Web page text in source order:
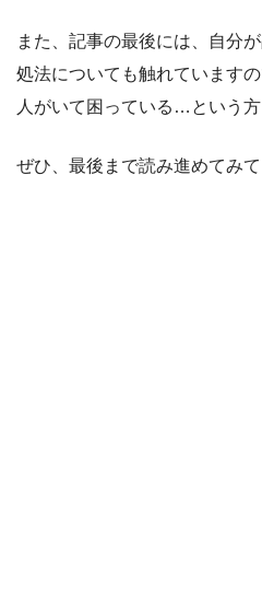
また、記事の最後には、自分
処法についても触れています
人がいて困っている…という方
ぜひ、最後まで読み進めてみて